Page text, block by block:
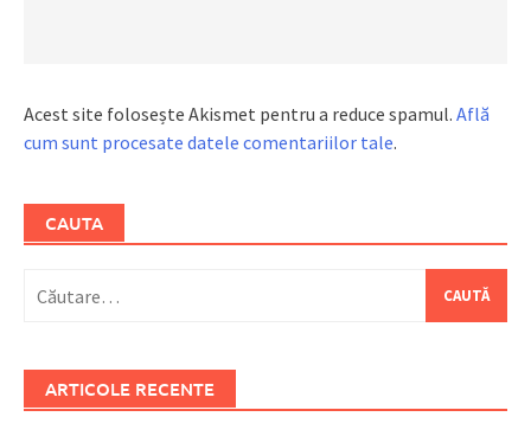
Acest site folosește Akismet pentru a reduce spamul. Află
cum sunt procesate datele comentariilor tale.
CAUTA
după:
ARTICOLE RECENTE